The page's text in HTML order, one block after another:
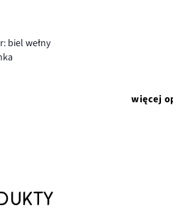
biel wełny
więcej